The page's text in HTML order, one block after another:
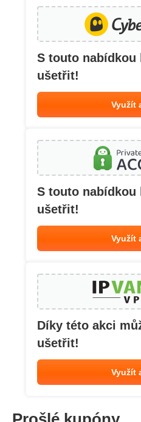
S touto nabídkou
ušetřit!
Využít
S touto nabídkou
ušetřit!
Využít
Díky této akci
ušetřit!
Využít